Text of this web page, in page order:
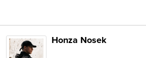
Honza Nosek